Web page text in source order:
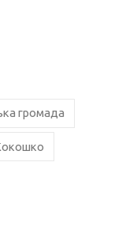
громада